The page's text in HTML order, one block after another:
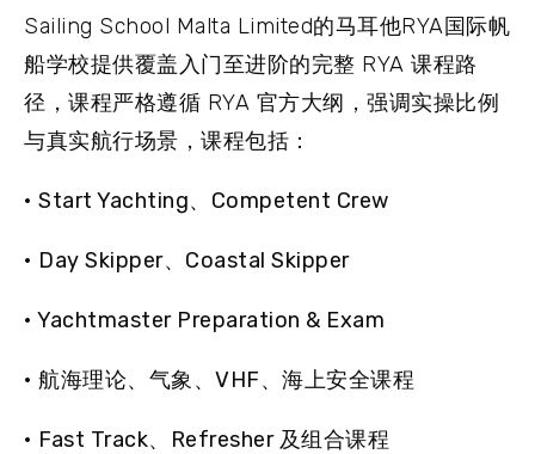
Sailing School Malta Limited的马耳他RYA国际帆
船学校提供覆盖入门至进阶的完整 RYA 课程路
径，课程严格遵循 RYA 官方大纲，强调实操比例
与真实航行场景，课程包括：
• Start Yachting、Competent Crew
• Day Skipper、Coastal Skipper
• Yachtmaster Preparation & Exam
• 航海理论、气象、VHF、海上安全课程
• Fast Track、Refresher 及组合课程